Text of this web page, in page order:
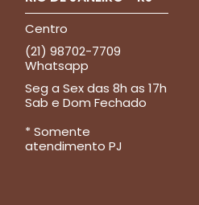
Centro
(21) 98702-7709
Whatsapp
Seg a Sex das 8h as 17h
Sab e Dom Fechado
* Somente
atendimento PJ